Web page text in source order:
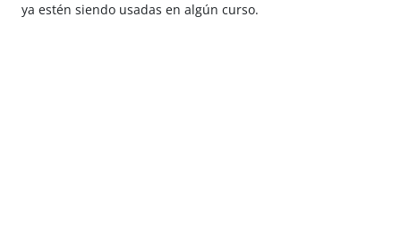
ya estén siendo usadas en algún curso.